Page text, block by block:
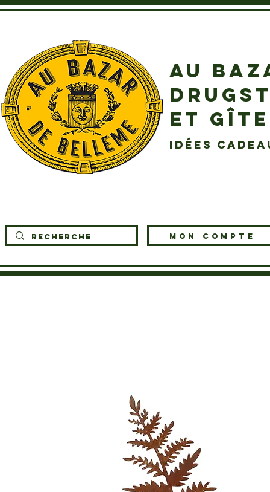
AU
ET
idées
MON COMPTE